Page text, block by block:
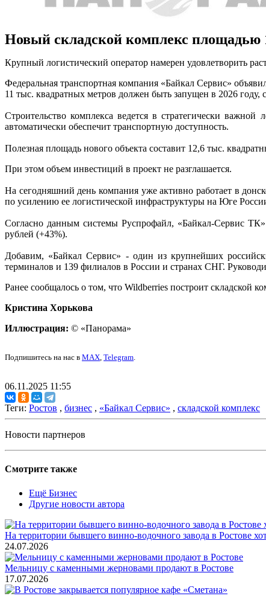
Новый складской комплекс площадью
Крупный логистический оператор намерен удовлетворить
Федеральная транспортная компания «Байкал Сервис»
11 тыс. квадратных метров должен быть запущен в 2026
Строительство комплекса ведется в стратегически
автоматически обеспечит транспортную доступность.
Полезная площадь нового объекта составит 12,6 тыс.
При этом объем инвестиций в проект не разглашается.
На сегодняшний день компания уже активно работает в
по усилению ее логистической инфраструктуры на Юге
Согласно данным системы Руспрофайл, «Байкал-Сервис
рублей (+43%).
Добавим, «Байкал Сервис» - один из крупнейших
терминалов и 139 филиалов в России и странах СНГ.
Ранее сообщалось о том, что Wildberries построит складской
Кристина Хорькова
Иллюстрация: © «Панорама»
Подпишитесь на нас в MAX, Telegram.
06.11.2025 11:55
Теги: Ростов , бизнес , «Байкал Сервис» , складской комплекс
Новости партнеров
Смотрите также
Ещё Бизнес
Другие новости автора
На территории бывшего винно-водочного завода в Ростове
24.07.2026
Мельницу с каменными жерновами продают в Ростове
17.07.2026